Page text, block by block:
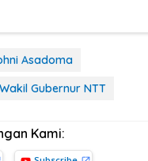
Asadoma
Wakil Gubernur NTT
Kami: